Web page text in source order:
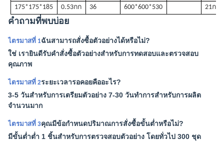
175*175*185 0.53กก 36 600*600*530 21กก
คำถามที่พบบ่อย
ไตรมาสที่ 1ฉันสามารถสั่งซื้อตัวอย่างได้หรือไม่?
ใช่ เรายินดีรับคำสั่งซื้อตัวอย่างสำหรับการทดสอบและตรวจสอบ
คุณภาพ
ไตรมาสที่ 2ระยะเวลารอคอยคืออะไร?
3-5 วันสำหรับการเตรียมตัวอย่าง 7-30 วันทำการสำหรับการผลิต
จำนวนมาก
ไตรมาสที่ 3คุณมีข้อกำหนดปริมาณการสั่งซื้อขั้นต่ำหรือไม่?
มีขั้นต่ำต่ำ 1 ชิ้นสำหรับการตรวจสอบตัวอย่าง โดยทั่วไป 300 ชุด